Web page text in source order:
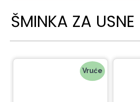
ŠMINKA ZA USNE
Vruće